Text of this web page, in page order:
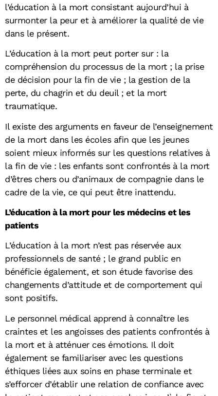
l’éducation à la mort consistant aujourd’hui à
surmonter la peur et à améliorer la qualité de vie
dans le présent.
L’éducation à la mort peut porter sur : la
compréhension du processus de la mort ; la prise
de décision pour la fin de vie ; la gestion de la
perte, du chagrin et du deuil ; et la mort
traumatique.
Il existe des arguments en faveur de l’enseignement
de la mort dans les écoles afin que les jeunes
soient mieux informés sur les questions relatives à
la fin de vie : les enfants sont confrontés à la mort
d’êtres chers ou d’animaux de compagnie dans le
cadre de la vie, ce qui peut être inattendu.
L’éducation à la mort pour les médecins et les
patients
L’éducation à la mort n’est pas réservée aux
professionnels de santé ; le grand public en
bénéficie également, et son étude favorise des
changements d’attitude et de comportement qui
sont positifs.
Le personnel médical apprend à connaître les
craintes et les angoisses des patients confrontés à
la mort et à atténuer ces émotions. Il doit
également se familiariser avec les questions
éthiques liées aux soins en phase terminale et
s’efforcer d’établir une relation de confiance avec